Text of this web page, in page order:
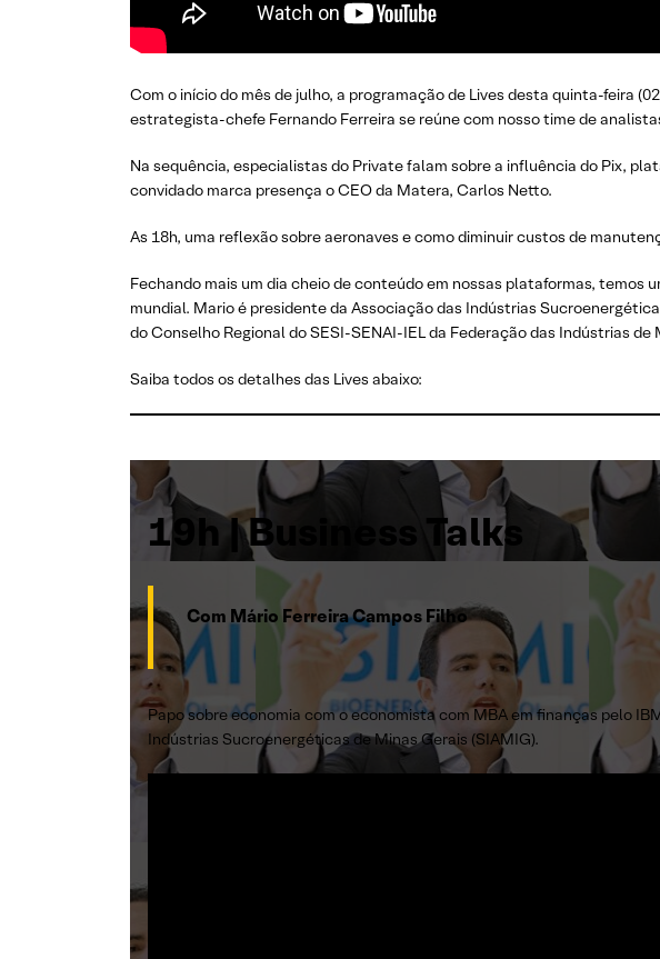
Com o início do mês de julho, a programação de Lives desta quinta-feira
estrategista-chefe Fernando Ferreira se reúne com nosso time de
Na sequência, especialistas do Private falam sobre a influência do Pix,
convidado marca presença o CEO da Matera, Carlos Netto.
As 18h, uma reflexão sobre aeronaves e como diminuir custos de
Fechando mais um dia cheio de conteúdo em nossas plataformas,
mundial. Mario é presidente da Associação das Indústrias
do Conselho Regional do SESI-SENAI-IEL da Federação das Indústrias de
Saiba todos os detalhes das Lives abaixo:
19h | Business Talks
Com Mário Ferreira Campos Filho
Papo sobre economia com o economista com MBA em finanças pelo
Indústrias Sucroenergéticas de Minas Gerais (SIAMIG).